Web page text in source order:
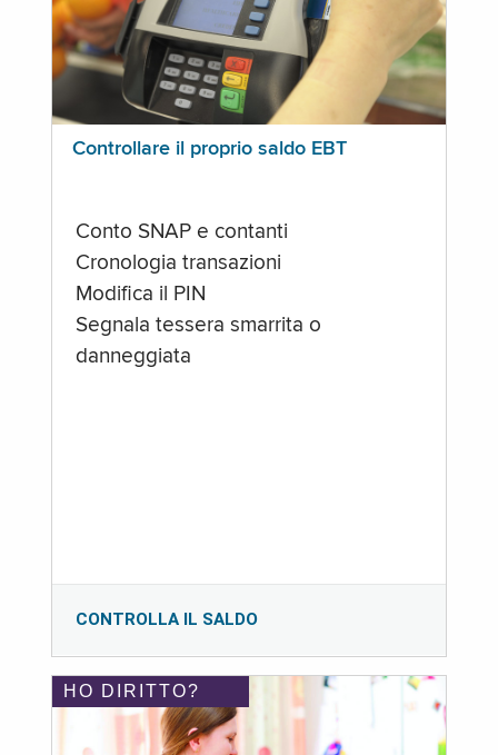
Controllare il proprio saldo EBT
Conto SNAP e contanti
Cronologia transazioni
Modifica il PIN
Segnala tessera smarrita o
danneggiata
CONTROLLA IL SALDO
HO DIRITTO?